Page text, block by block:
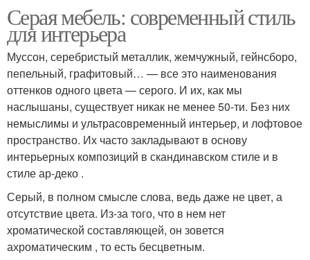
Серая мебель: современный стиль
для интерьера
Муссон, серебристый металлик, жемчужный, гейнсборо,
пепельный, графитовый… — все это наименования
оттенков одного цвета — серого. И их, как мы
наслышаны, существует никак не менее 50-ти. Без них
немыслимы и ультрасовременный интерьер, и лофтовое
пространство. Их часто закладывают в основу
интерьерных композиций в скандинавском стиле и в
стиле ар-деко .
Серый, в полном смысле слова, ведь даже не цвет, а
отсутствие цвета. Из-за того, что в нем нет
хроматической составляющей, он зовется
ахроматическим , то есть бесцветным.